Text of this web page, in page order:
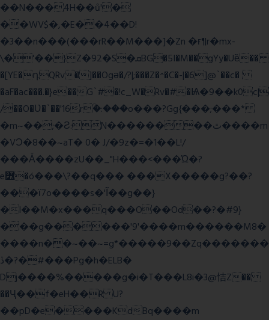
��N���4H��ů'�
��WV$�,�E��4��D!
�3��n���(���rR��M���]�Zn �ғ¶r�mx-
\�'��}Z�92�S�ܩBG�5I�M��gYy�Uȅ��
�[YE�դQRv�]��Ogə�/?|;���Z�^�C�-|�6]@`��c�
�aF�ac���.�}e��G`#�!c_W�Rv�#�Ѩ�9��k0c|
/��O�Ʋ�`��'16rؒ�:���o���?Gg{���;���*
�m~��;�Ƨ:N��������ٿ����m
�VϽ�8��~aT� 0� J/�9z�=�1��L!/
���Ǡ����zU��_"H���<���Ώ�?
e߻�ó���\?��q��� ���X�����g?��?
���ϊ7o����s�'Ĩ��g��}
�l��M�x���q���O��Od��?�#9}
���g������'9'����m������M8�
����n��~��~=g*�����9��Zq�������
ڏ�?�#���Pg�h�ELB�
Dj����%�����g�i�T���L8i�3@恄Z��
��Ҷ��f�eH��R U?
��pD�e����KdBq����m